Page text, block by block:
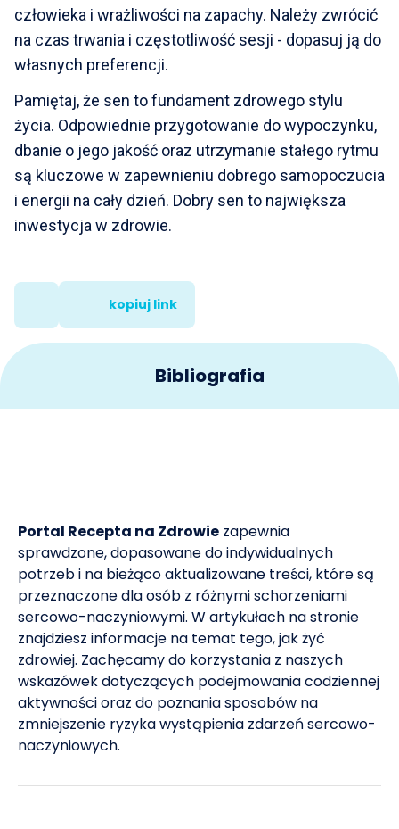
człowieka i wrażliwości na zapachy. Należy zwrócić
na czas trwania i częstotliwość sesji - dopasuj ją do
własnych preferencji.
Pamiętaj, że sen to fundament zdrowego stylu
życia. Odpowiednie przygotowanie do wypoczynku,
dbanie o jego jakość oraz utrzymanie stałego rytmu
są kluczowe w zapewnieniu dobrego samopoczucia
i energii na cały dzień. Dobry sen to największa
inwestycja w zdrowie.
kopiuj link
Bibliografia
Works; Sleep Phases and Stages
3 National Institute on Aging. A Good Night's Sleep.
4
National Library of Medicine. Effect of melatonin
supplementation on sleep quality: a systematic review
and meta-analysis of randomized controlled trials
5
National Library of Medicine. Effect of aromatherapy on
sleep quality of adults and elderly people: A
systematic literature review and meta-analysis
Portal Recepta na Zdrowie zapewnia
sprawdzone, dopasowane do indywidualnych
potrzeb i na bieżąco aktualizowane treści, które są
przeznaczone dla osób z różnymi schorzeniami
sercowo-naczyniowymi. W artykułach na stronie
znajdziesz informacje na temat tego, jak żyć
zdrowiej. Zachęcamy do korzystania z naszych
wskazówek dotyczących podejmowania codziennej
aktywności oraz do poznania sposobów na
zmniejszenie ryzyka wystąpienia zdarzeń sercowo-
naczyniowych.